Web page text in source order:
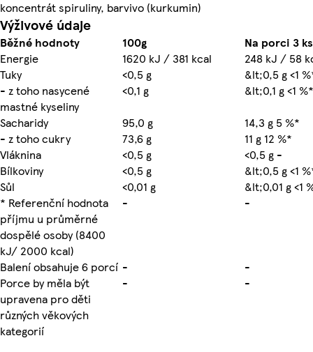
koncentrát spiruliny, barvivo (kurkumin)
Výživové údaje
Běžné hodnoty 100g
Na porci 3
Energie
1620 kJ / 381 kcal
248 kJ / 58
Tuky
<0,5 g
&lt;0,5 g <1
- z toho nasycené
mastné kyseliny
<0,1 g
&lt;0,1 g <1 %*
Sacharidy
95,0 g
14,3 g 5 %*
- z toho cukry
73,6 g
11 g 12 %*
Vláknina
<0,5 g
<0,5 g -
Bílkoviny
<0,5 g
&lt;0,5 g <1
Sůl
<0,01 g
&lt;0,01 g <1
* Referenční hodnota
příjmu u průměrné
dospělé osoby (8400
kJ/ 2000 kcal)
- -
Balení obsahuje 6 porcí -
-
Porce by měla být
upravena pro děti
různých věkových
kategorií
- -